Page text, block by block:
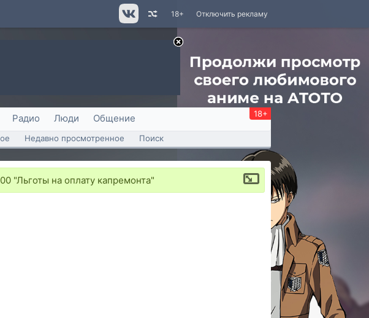
Отключить рекламу
18+
Радио Люди Общение 18+
Недавно просмотренное Поиск
"Льготы на оплату капремонта"